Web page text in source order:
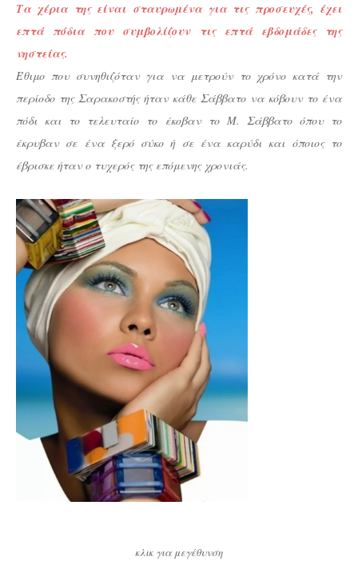
Τα χέρια της είναι σταυρωμένα για τις προσευχές, έχει
επτά πόδια που συμβολίζουν τις επτά εβδομάδες της
νηστείας.
Έθιμο που συνηθιζόταν για να μετρούν το χρόνο κατά την
περίοδο της Σαρακοστής ήταν κάθε Σάββατο να κόβουν το ένα
πόδι και το τελευταίο το έκοβαν το Μ. Σάββατο όπου το
έκρυβαν σε ένα ξερό σύκο ή σε ένα καρύδι και όποιος το
έβρισκε ήταν ο τυχερός της επόμενης χρονιάς.
κλικ για μεγέθυνση